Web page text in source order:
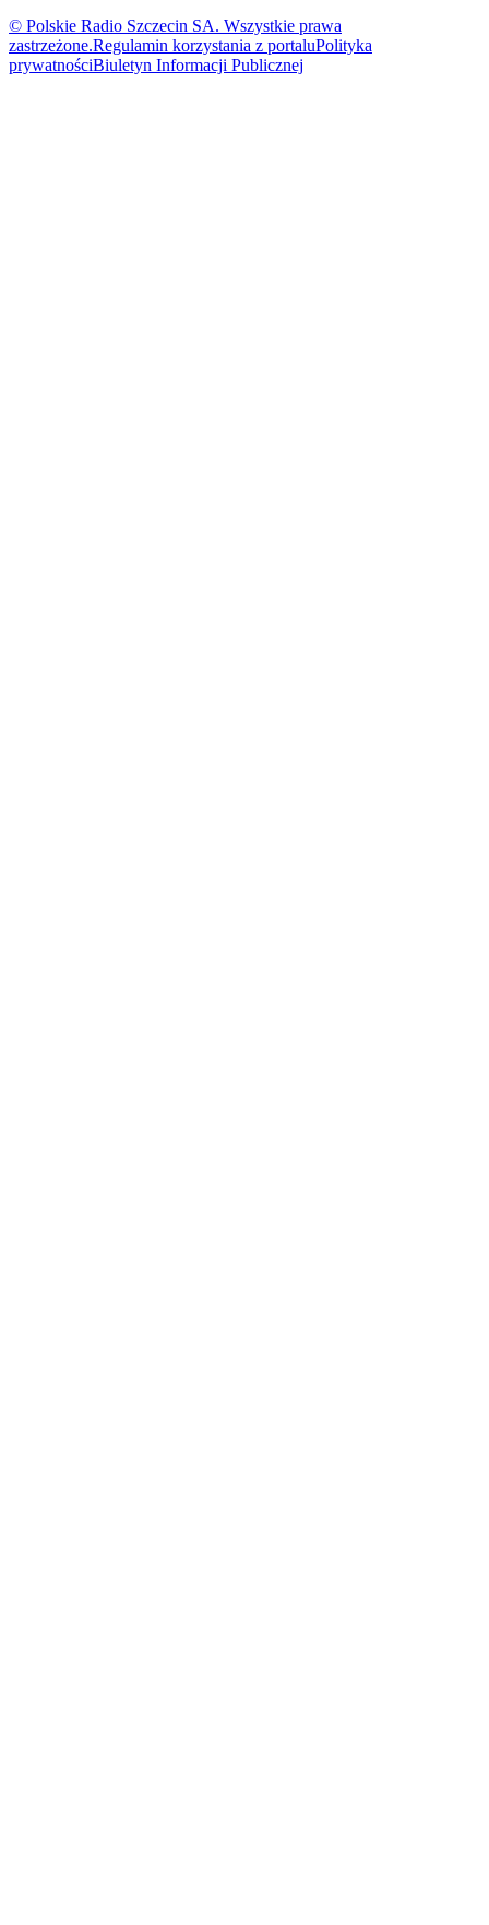
© Polskie Radio Szczecin SA. Wszystkie prawa
zastrzeżone.Regulamin korzystania z portaluPolityka
prywatnościBiuletyn Informacji Publicznej